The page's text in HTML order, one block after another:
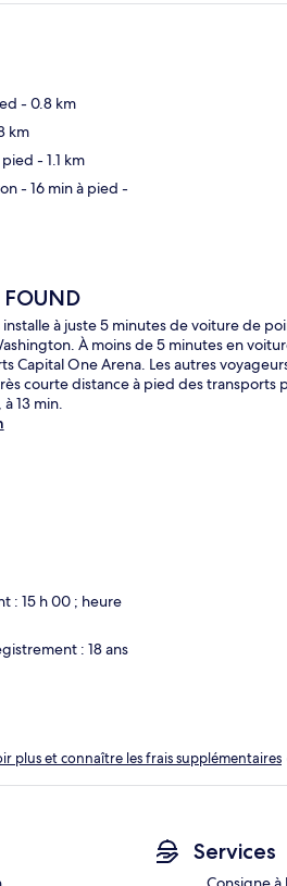
- 0.8 km
km
pied - 1.1 km
- 16 min à pied -
à juste 5 minutes de voiture de
À moins de 5 minutes en
Capital One Arena. Les autres
courte distance à pied des transports
13 min.
: 15 h 00 ; heure
: 18 ans
plus et connaître les frais supplémentaires
Services